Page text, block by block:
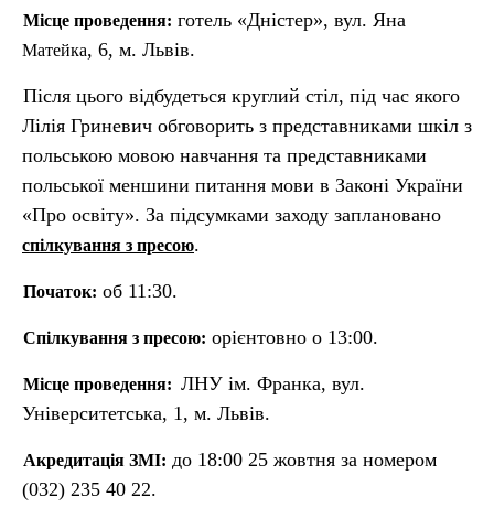
Місце проведення: готель «Дністер», вул. Яна
Матейка, 6, м. Львів.
Після цього відбудеться круглий стіл, під час якого
Лілія Гриневич обговорить з представниками шкіл з
польською мовою навчання та представниками
польської меншини питання мови в Законі України
«Про освіту». За підсумками заходу заплановано
спілкування з пресою.
Початок: об 11:30.
Спілкування з пресою: орієнтовно о 13:00.
Місце проведення: ЛНУ ім. Франка, вул.
Університетська, 1, м. Львів.
Акредитація ЗМІ: до 18:00 25 жовтня за номером
(032) 235 40 22.